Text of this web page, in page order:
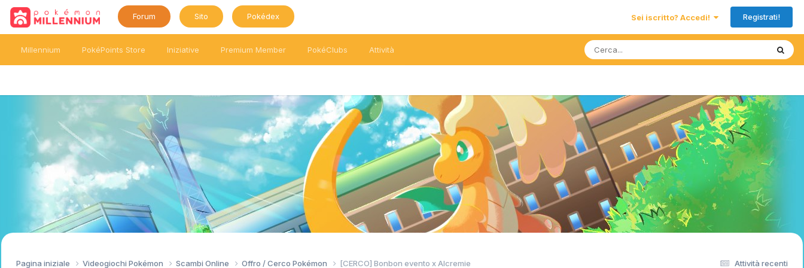
Forum Sito Pokédex Sei iscritto? Accedi! Registrati!
Millennium PokéPoints Store Iniziative Premium Member PokéClubs Attività
Attività recenti
Pagina iniziale Videogiochi Pokémon Scambi Online Offro / Cerco Pokémon [CERCO] Bonbon evento x Alcremie